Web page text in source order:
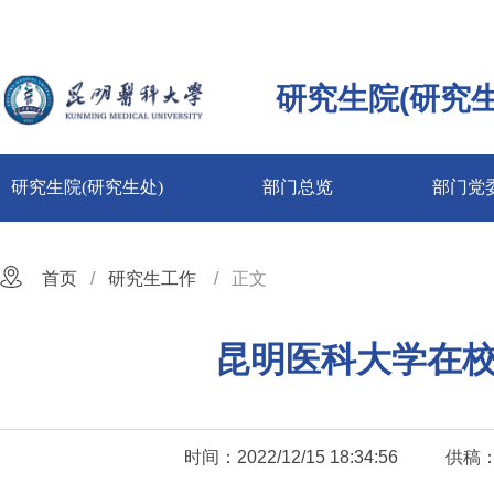
研究生院(研究
研究生院(研究生处) 部门总览 部门党
首页 研究生工作 正文
昆明医科大学在
时间：2022/12/15 18:34:56 供稿